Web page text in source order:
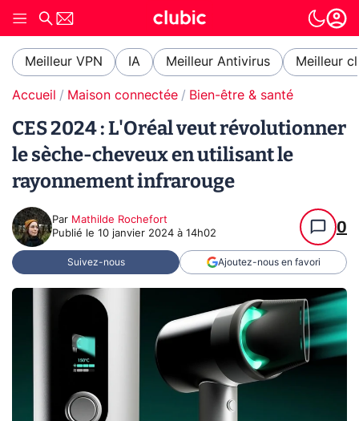
Meilleur VPN IA Meilleur Antivirus Meilleur
Accueil Maison connectée Bien-être & santé
CES 2024 : L'Oréal veut révolutionner
le sèche-cheveux en utilisant le
rayonnement infrarouge
Par Mathilde Rochefort
Publié le 10 janvier 2024 à 14h02 0
Suivez-nous Ajoutez-nous en favori